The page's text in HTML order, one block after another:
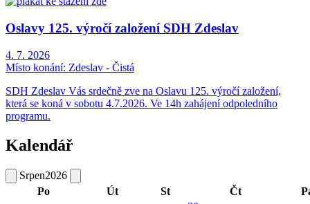
Oslavy 125. výročí založení SDH Zdeslav
4. 7. 2026
Místo konání: Zdeslav - Čistá
SDH Zdeslav Vás srdečně zve na Oslavu 125. výročí založení,
která se koná v sobotu 4.7.2026. Ve 14h zahájení odpoledního
programu.
Kalendář
Srpen2026
Po
Út St Čt